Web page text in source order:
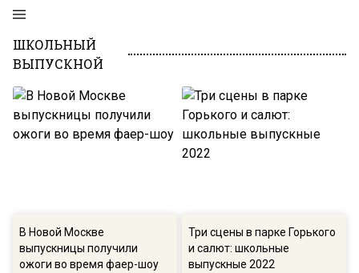
ШКОЛЬНЫЙ
ВЫПУСКНОЙ
В Новой Москве
выпускницы получили
ожоги во время фаер-шоу
Три сцены в парке Горького
и салют: школьные
выпускные 2022